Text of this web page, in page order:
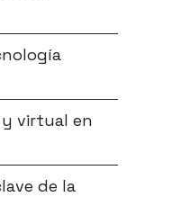
virtual en
de la